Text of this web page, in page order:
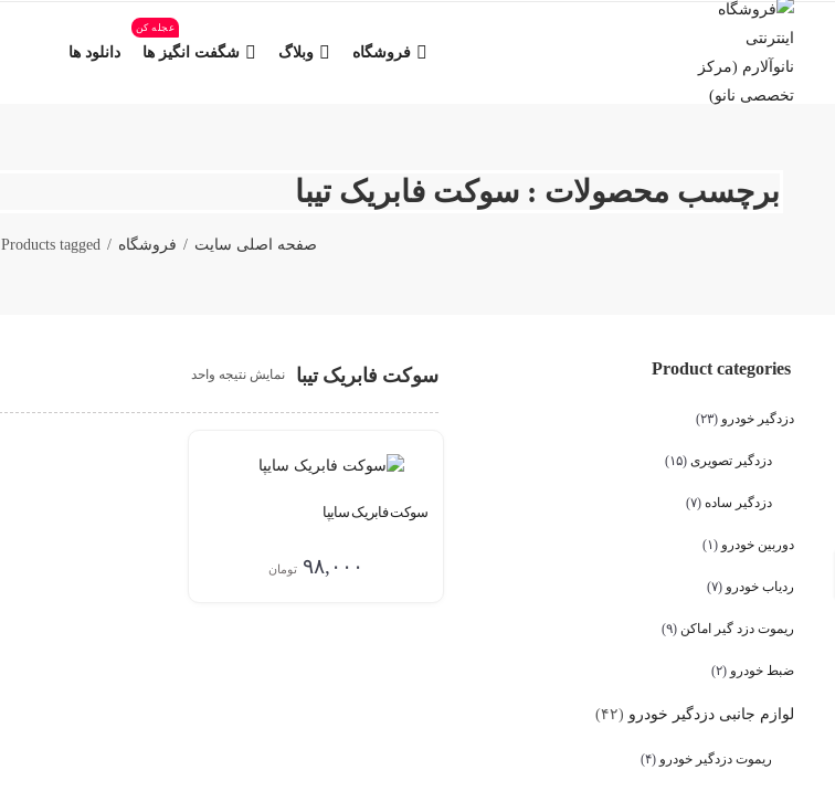
فروشگاه وبلاگ شگفت انگیز ها
عجله کن
دانلود ها
برچسب محصولات : سوکت فابریک تیبا
صفحه اصلی سایت فروشگاه Products tagged “سوکت فابریک تیبا”
سوکت فابریک تیبا نمایش نتیجه واحد
سوکت فابریک سایپا
۹۸,۰۰۰ تومان
Product categories
دزدگیر خودرو (۲۳)
دزدگیر تصویری (۱۵)
دزدگیر ساده (۷)
دوربین خودرو (۱)
ردیاب خودرو (۷)
ریموت دزد گیر اماکن (۹)
ضبط خودرو (۲)
لوازم جانبی دزدگیر خودرو (۴۲)
ریموت دزدگیر خودرو (۴)